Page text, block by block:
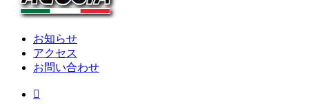
お知らせ
アクセス
お問い合わせ